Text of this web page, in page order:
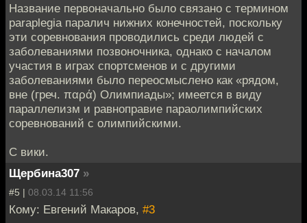
Название первоначально было связано с термином
paraplegia паралич нижних конечностей, поскольку
эти соревнования проводились среди людей с
заболеваниями позвоночника, однако с началом
участия в играх спортсменов и с другими
заболеваниями было переосмыслено как «рядом,
вне (греч. παρά) Олимпиады»; имеется в виду
параллелизм и равноправие параолимпийских
соревнований с олимпийскими.
С вики.
Щербина307 »
#5 | 08.03.14 11:56
Кому: Евгений Макаров, #3